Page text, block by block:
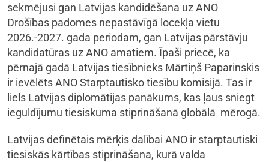
sekmējusi gan Latvijas kandidēšana uz ANO
Drošības padomes nepastāvīgā locekļa vietu
2026.-2027. gada periodam, gan Latvijas pārstāvju
kandidatūras uz ANO amatiem. Īpaši priecē, ka
pērnajā gadā Latvijas tiesībnieks Mārtiņš Paparinskis
ir ievēlēts ANO Starptautisko tiesību komisijā. Tas ir
liels Latvijas diplomātijas panākums, kas ļaus sniegt
ieguldījumu tiesiskuma stiprināšanā globālā mērogā.
Latvijas definētais mērķis dalībai ANO ir starptautiski
tiesiskās kārtības stiprināšana, kurā valda